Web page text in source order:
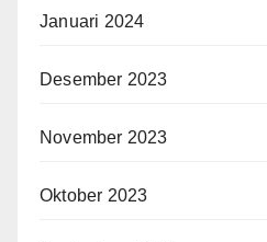
Januari 2024
Desember 2023
November 2023
Oktober 2023